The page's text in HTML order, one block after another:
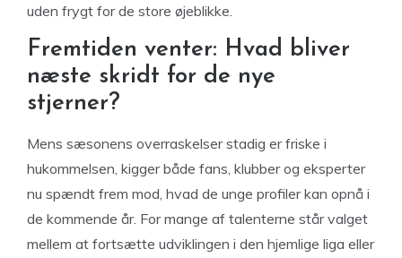
uden frygt for de store øjeblikke.
Fremtiden venter: Hvad bliver
næste skridt for de nye
stjerner?
Mens sæsonens overraskelser stadig er friske i
hukommelsen, kigger både fans, klubber og eksperter
nu spændt frem mod, hvad de unge profiler kan opnå i
de kommende år. For mange af talenterne står valget
mellem at fortsætte udviklingen i den hjemlige liga eller